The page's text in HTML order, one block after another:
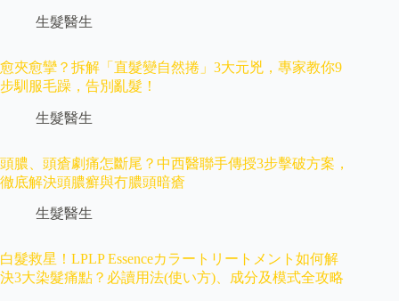
生髮醫生
愈夾愈攣？拆解「直髮變自然捲」3大元兇，專家教你9
步馴服毛躁，告別亂髮！
生髮醫生
頭膿、頭瘡劇痛怎斷尾？中西醫聯手傳授3步擊破方案，
徹底解決頭膿癬與冇膿頭暗瘡
生髮醫生
白髮救星！LPLP Essenceカラートリートメント如何解
決3大染髮痛點？必讀用法(使い方)、成分及模式全攻略